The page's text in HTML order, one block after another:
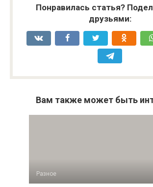
Понравилась статья?
друзьями:
Вам также может быть
Разное